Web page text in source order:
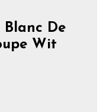
Blanc De
Wit